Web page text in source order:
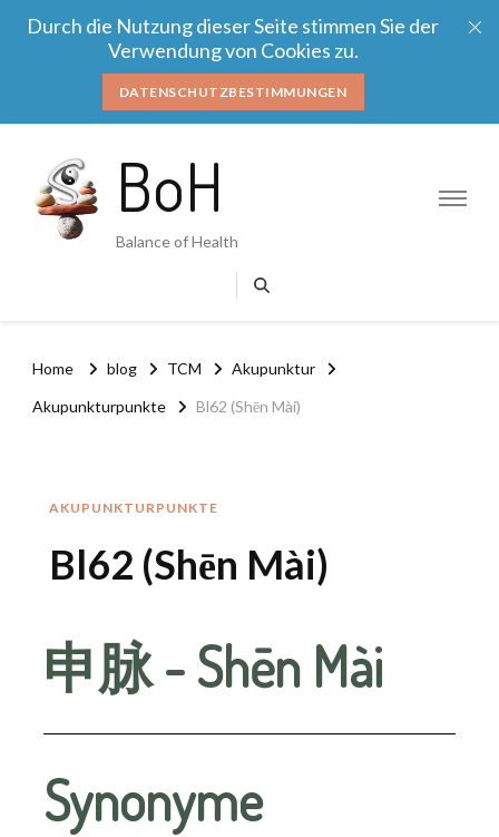
Durch die Nutzung dieser Seite stimmen Sie der
Verwendung von Cookies zu.
DATENSCHUTZBESTIMMUNGEN
BoH
Balance of Health
Home blog TCM Akupunktur
Akupunkturpunkte Bl62 (Shēn Mài)
AKUPUNKTURPUNKTE
Bl62 (Shēn Mài)
申脉 - Shēn Mài
Synonyme